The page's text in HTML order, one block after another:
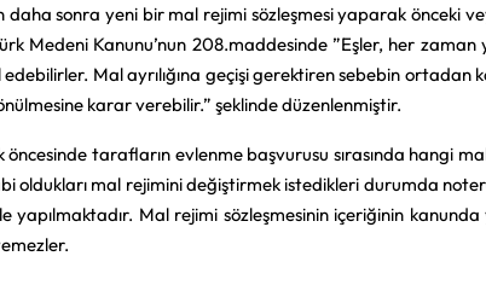
sonra yeni bir mal rejimi sözleşmesi yaparak önceki
Medeni Kanunu’nun 208.maddesinde ”Eşler, her zaman
Mal ayrılığına geçişi gerektiren sebebin ortadan
karar verebilir.” şeklinde düzenlenmiştir.
tarafların evlenme başvurusu sırasında hangi
oldukları mal rejimini değiştirmek istedikleri durumda
Mal rejimi sözleşmesinin içeriğinin kanunda